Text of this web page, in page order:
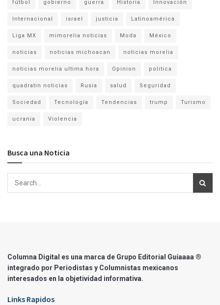
fútbol gobierno guerra Historia Innovación
Internacional israel justicia Latinoamérica
Liga MX mimorelia noticias Moda México
noticias noticias michoacan noticias morelia
noticias morelia ultima hora Opinion politica
quadratin noticias Rusia salud Seguridad
Sociedad Tecnología Tendencias trump Turismo
ucrania Violencia
Busca una Noticia
Columna Digital es una marca de Grupo Editorial Guíaaaa ®
integrado por Periodistas y Columnistas mexicanos
interesados en la objetividad informativa.
Links Rapidos